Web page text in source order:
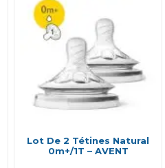
Lot De 2 Tétines Natural
0m+/1T – AVENT